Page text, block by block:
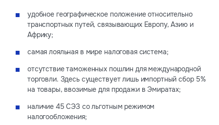
удобное географическое положение относительно
транспортных путей, связывающих Европу, Азию и
Африку;
самая лояльная в мире налоговая система;
отсутствие таможенных пошлин для международной
торговли. Здесь существует лишь импортный сбор 5%
на товары, ввозимые для продажи в Эмиратах;
наличие 45 СЭЗ со льготным режимом
налогообложения;